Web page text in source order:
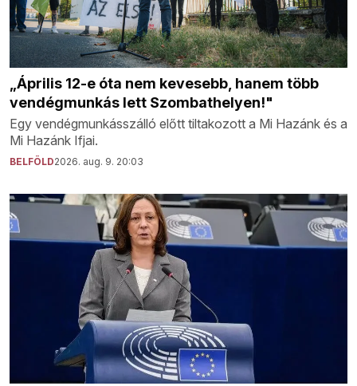
„Április 12-e óta nem kevesebb, hanem több
vendégmunkás lett Szombathelyen!"
Egy vendégmunkásszálló előtt tiltakozott a Mi Hazánk és a
Mi Hazánk Ifjai.
BELFÖLD2026. aug. 9. 20:03